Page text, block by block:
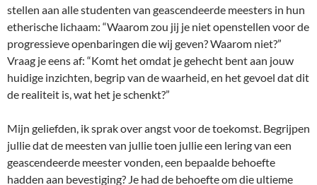
stellen aan alle studenten van geascendeerde meesters in hun
etherische lichaam: “Waarom zou jij je niet openstellen voor de
progressieve openbaringen die wij geven? Waarom niet?”
Vraag je eens af: “Komt het omdat je gehecht bent aan jouw
huidige inzichten, begrip van de waarheid, en het gevoel dat dit
de realiteit is, wat het je schenkt?”
Mijn geliefden, ik sprak over angst voor de toekomst. Begrijpen
jullie dat de meesten van jullie toen jullie een lering van een
geascendeerde meester vonden, een bepaalde behoefte
hadden aan bevestiging? Je had de behoefte om die ultieme